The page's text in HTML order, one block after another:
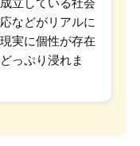
立している社会
などがリアルに
実に個性が存在
っぷり浸れま